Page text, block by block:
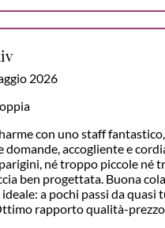
2026
con uno staff
domande, accogliente e
né troppo piccole né
ben progettata. Buona
a pochi passi da
rapporto qualità-prezzo.